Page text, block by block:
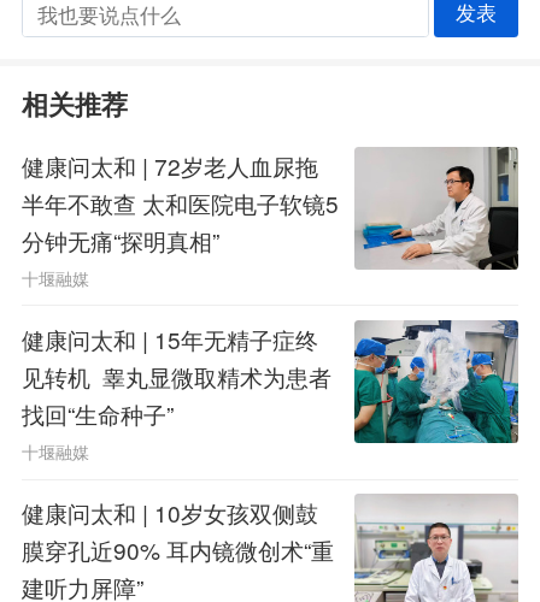
或框架立体定向活检，机器人技术对儿
童患者尤为友好。
活检病理结果最终明确为低级别弥
漫性胶质瘤。胡钧涛解释，这类肿瘤恶
性程度较低、生长相对缓慢，治疗效果
较好，但仍存在复发风险。明确诊断
后，后续治疗即可“有的放矢”——既可
避免盲目大开颅，也能为患儿制定针对
器人活检以最小代价，换来了最关键的
治疗决策依据。
发表
相关推荐
健康问太和 | 72岁老人血尿拖
半年不敢查 太和医院电子软镜5
分钟无痛“探明真相”
十堰融媒
健康问太和 | 15年无精子症终
见转机 睾丸显微取精术为患者
找回“生命种子”
十堰融媒
健康问太和 | 10岁女孩双侧鼓
膜穿孔近90% 耳内镜微创术“重
建听力屏障”